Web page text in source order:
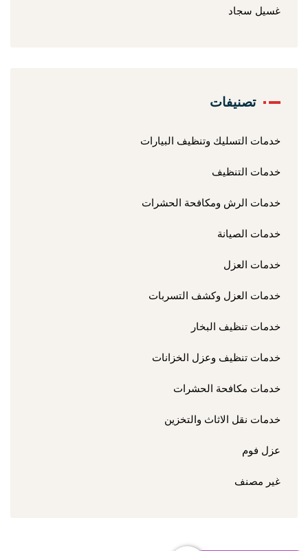
غسيل سجاد
تصنيفات
خدمات التسليك وتنظيف البيارات
خدمات التنظيف
خدمات الرش ومكافحة الحشرات
خدمات الصيانة
خدمات العزل
خدمات العزل وكشف التسربات
خدمات تنظيف البخار
خدمات تنظيف وعزل الخزانات
خدمات مكافحة الحشرات
خدمات نقل الاثاث والتخزين
عزل فوم
غير مصنف